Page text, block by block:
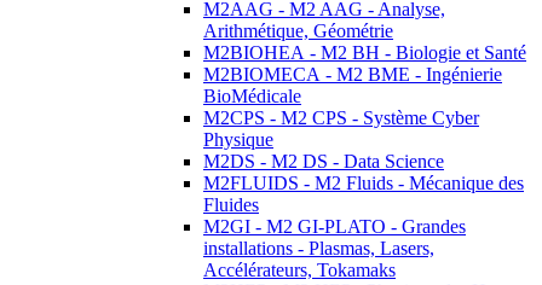
M2AAG - M2 AAG - Analyse,
Arithmétique, Géométrie
M2BIOHEA - M2 BH - Biologie et Santé
M2BIOMECA - M2 BME - Ingénierie
BioMédicale
M2CPS - M2 CPS - Système Cyber
Physique
M2DS - M2 DS - Data Science
M2FLUIDS - M2 Fluids - Mécanique des
Fluides
M2GI - M2 GI-PLATO - Grandes
installations - Plasmas, Lasers,
Accélérateurs, Tokamaks